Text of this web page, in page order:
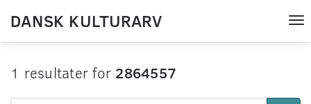
DANSK KULTURARV
1 resultater for 2864557